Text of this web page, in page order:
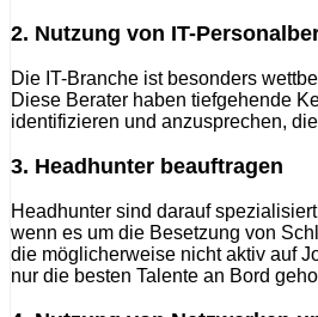
2. Nutzung von IT-
Die IT-Branche ist besonders
Diese Berater haben tiefgehende
identifizieren und anzusprechen,
3. Headhunter beauftragen
Headhunter sind darauf
wenn es um die Besetzung von
die möglicherweise nicht aktiv auf
nur die besten Talente an Bord